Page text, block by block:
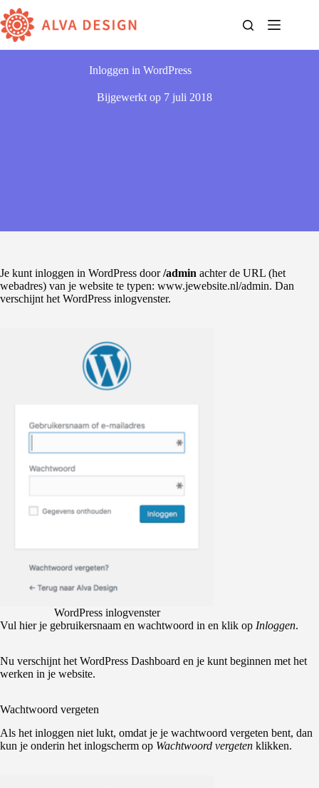
naar
de
inhoud
Inloggen in WordPress
Bijgewerkt op 7 juli 2018
Je kunt inloggen in WordPress door/admin achter de URL (het
webadres) van je website te typen: www.jewebsite.nl/admin. Dan
verschijnt het WordPress inlogvenster.
WordPress inlogvenster
Vul hier je gebruikersnaam en wachtwoord in en klik op Inloggen.
Nu verschijnt het WordPress Dashboard en je kunt beginnen met het
werken in je website.
Wachtwoord vergeten
Als het inloggen niet lukt, omdat je je wachtwoord vergeten bent, dan
kun je onderin het inlogscherm op Wachtwoord vergeten klikken.